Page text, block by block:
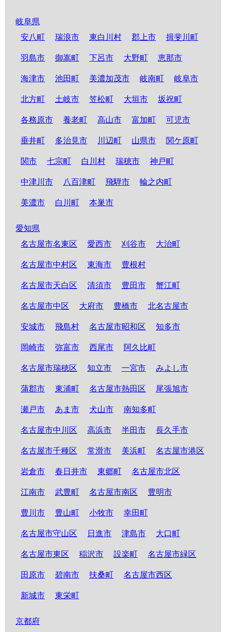
岐阜県
安八町
瑞浪市 東白川村 郡上市 揖斐川町
羽島市 御嵩町 下呂市 大野町 恵那市
海津市 池田町 美濃加茂市 岐南町 岐阜市
北方町 土岐市 笠松町 大垣市 坂祝町
各務原市 養老町 高山市 富加町 可児市
垂井町 多治見市 川辺町 山県市 関ケ原町
関市 七宗町 白川村 瑞穂市 神戸町
中津川市 八百津町 飛騨市 輪之内町
美濃市 白川町 本巣市
愛知県
名古屋市名東区
愛西市 刈谷市 大治町
名古屋市中村区 東海市 豊根村
名古屋市天白区 清須市 豊田市 蟹江町
名古屋市中区 大府市 豊橋市 北名古屋市
安城市 飛島村 名古屋市昭和区 知多市
岡崎市 弥富市 西尾市 阿久比町
名古屋市瑞穂区 知立市 一宮市 みよし市
蒲郡市 東浦町 名古屋市熱田区 尾張旭市
瀬戸市 あま市 犬山市 南知多町
名古屋市中川区 高浜市 半田市 長久手市
名古屋市千種区 常滑市 美浜町 名古屋市港区
岩倉市 春日井市 東郷町 名古屋市北区
江南市 武豊町 名古屋市南区 豊明市
豊川市 豊山町 小牧市 幸田町
名古屋市守山区 日進市 津島市 大口町
名古屋市東区 稲沢市 設楽町 名古屋市緑区
田原市 碧南市 扶桑町 名古屋市西区
新城市 東栄町
京都府